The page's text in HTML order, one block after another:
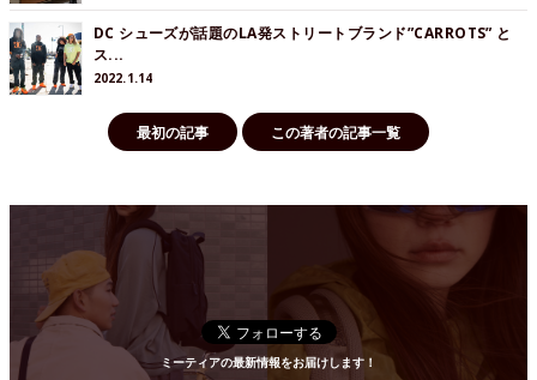
DC シューズが話題のLA発ストリートブランド”CARROTS” と
ス...
2022.1.14
最初の記事 この著者の記事一覧
ミーティアの最新情報をお届けします！